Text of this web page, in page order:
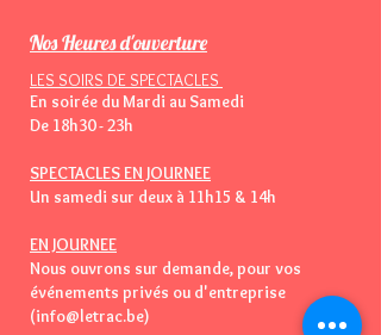
Nos Heures d'ouverture
LES SOIRS DE SPECTACLES
En soirée du Mardi au Samedi
De 18h30 - 23h
SPECTACLES EN JOURNEE
Un samedi sur deux à 11h15 & 14h
EN JOURNEE
Nous ouvrons sur demande, pour vos
événements privés ou d'entreprise
(info@letrac.be)